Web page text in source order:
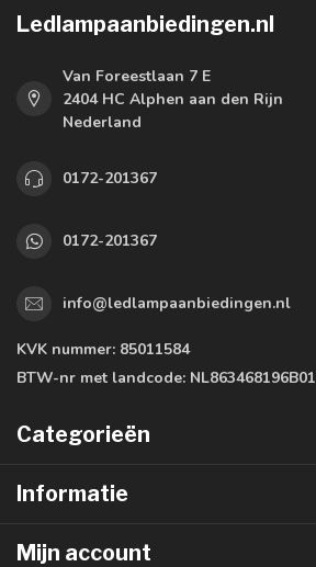
Ledlampaanbiedingen.nl
Van Foreestlaan 7 E
2404 HC Alphen aan den Rijn
Nederland
0172-201367
0172-201367
info@ledlampaanbiedingen.nl
KVK nummer: 85011584
BTW-nr met landcode: NL863468196B01
Categorieën
Informatie
Mijn account